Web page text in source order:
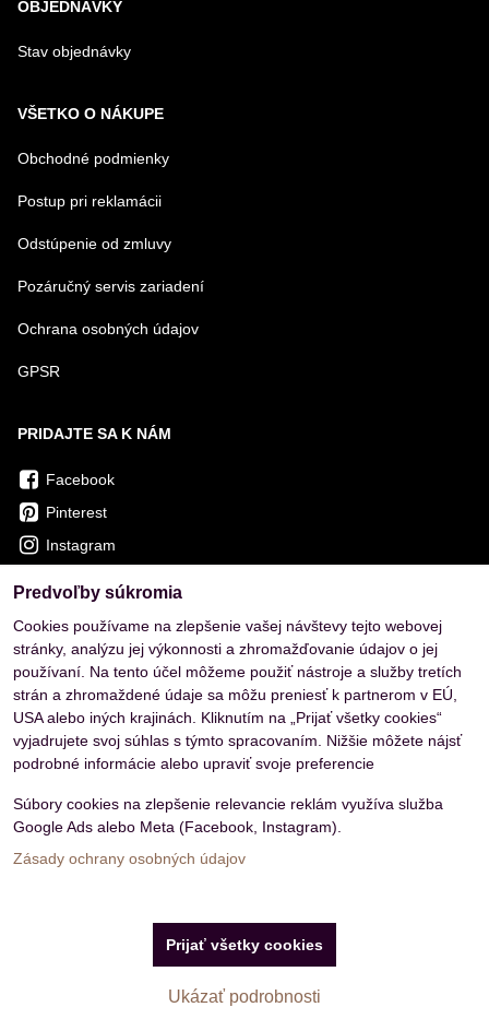
OBJEDNÁVKY
Stav objednávky
VŠETKO O NÁKUPE
Obchodné podmienky
Postup pri reklamácii
Odstúpenie od zmluvy
Pozáručný servis zariadení
Ochrana osobných údajov
GPSR
PRIDAJTE SA K NÁM
Facebook
Pinterest
Instagram
Zásady ochrany osobných údajov
Predvoľby súkromia
Cookies používame na zlepšenie vašej návštevy tejto webovej
stránky, analýzu jej výkonnosti a zhromažďovanie údajov o jej
používaní. Na tento účel môžeme použiť nástroje a služby tretích
strán a zhromaždené údaje sa môžu preniesť k partnerom v EÚ,
USA alebo iných krajinách. Kliknutím na „Prijať všetky cookies“
vyjadrujete svoj súhlas s týmto spracovaním. Nižšie môžete nájsť
podrobné informácie alebo upraviť svoje preferencie
Súbory cookies na zlepšenie relevancie reklám využíva služba
Google Ads alebo Meta (Facebook, Instagram).
Zásady ochrany osobných údajov
Ukázať podrobnosti
Prijať všetky cookies